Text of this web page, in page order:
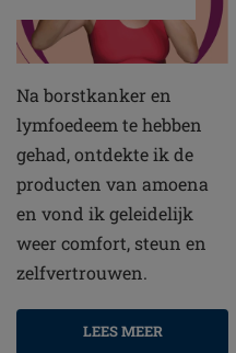
Na borstkanker en
lymfoedeem te hebben
gehad, ontdekte ik de
producten van amoena
en vond ik geleidelijk
weer comfort, steun en
zelfvertrouwen.
LEES MEER